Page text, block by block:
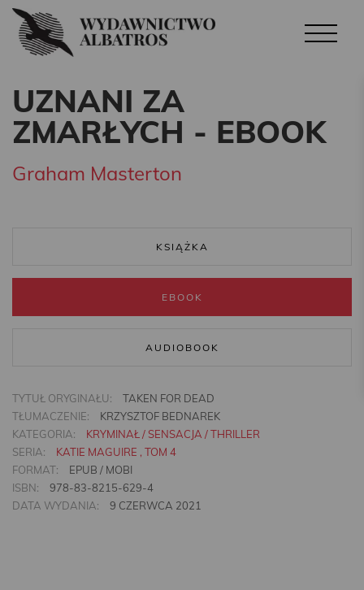
UZNANI ZA
ZMARŁYCH - EBOOK
Graham Masterton
KSIĄŻKA
EBOOK
AUDIOBOOK
TYTUŁ ORYGINAŁU:
TAKEN FOR DEAD
TŁUMACZENIE:
KRZYSZTOF BEDNAREK
KATEGORIA:
KRYMINAŁ / SENSACJA / THRILLER
SERIA:
KATIE MAGUIRE , TOM 4
FORMAT:
EPUB / MOBI
ISBN:
978-83-8215-629-4
DATA WYDANIA:
9 CZERWCA 2021